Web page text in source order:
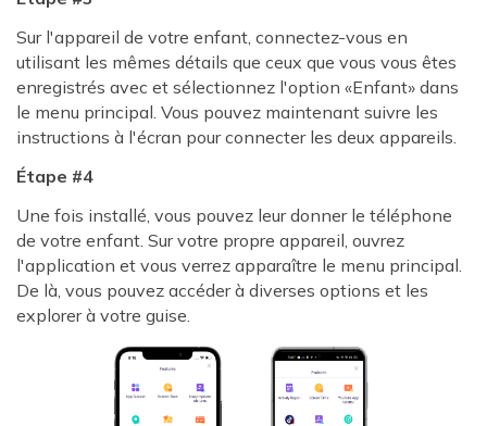
Sur l'appareil de votre enfant, connectez-vous en
utilisant les mêmes détails que ceux que vous vous êtes
enregistrés avec et sélectionnez l'option «Enfant» dans
le menu principal. Vous pouvez maintenant suivre les
instructions à l'écran pour connecter les deux appareils.
Étape #4
Une fois installé, vous pouvez leur donner le téléphone
de votre enfant. Sur votre propre appareil, ouvrez
l'application et vous verrez apparaître le menu principal.
De là, vous pouvez accéder à diverses options et les
explorer à votre guise.